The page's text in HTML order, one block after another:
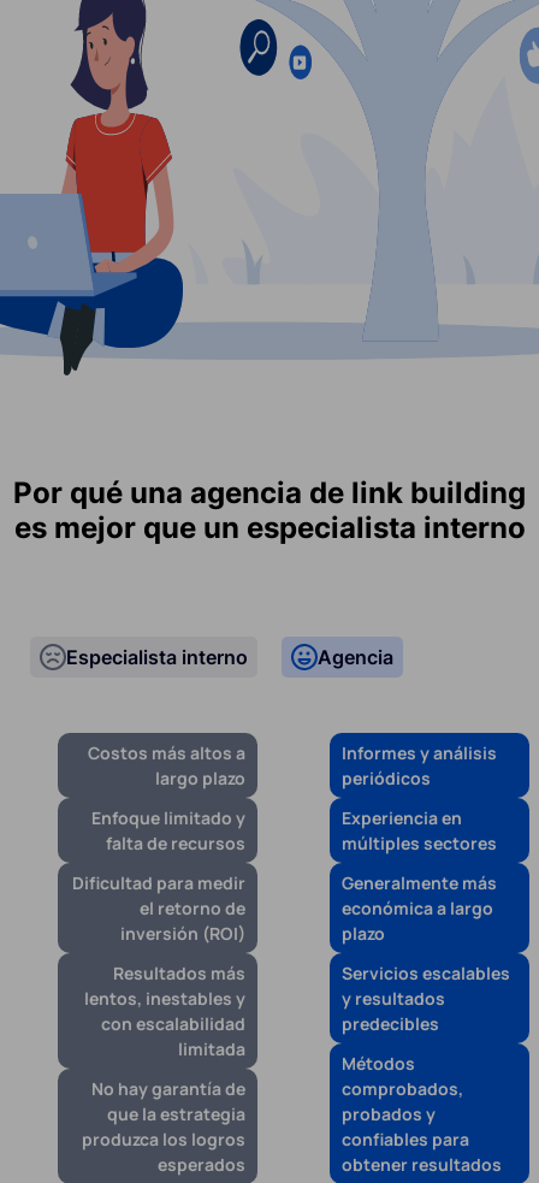
Por qué una agencia de link building
es mejor que un especialista interno
Especialista interno
Costos más altos a
largo plazo
Enfoque limitado y
falta de recursos
Dificultad para medir
el retorno de
inversión (ROI)
Resultados más
lentos, inestables y
con escalabilidad
limitada
No hay garantía de
que la estrategia
produzca los logros
esperados
Agencia
Informes y análisis
periódicos
Experiencia en
múltiples sectores
Generalmente más
económica a largo
plazo
Servicios escalables
y resultados
predecibles
Métodos
comprobados,
probados y
confiables para
obtener resultados